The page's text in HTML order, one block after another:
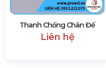
Thanh Chống Chân Đế
Liên hệ